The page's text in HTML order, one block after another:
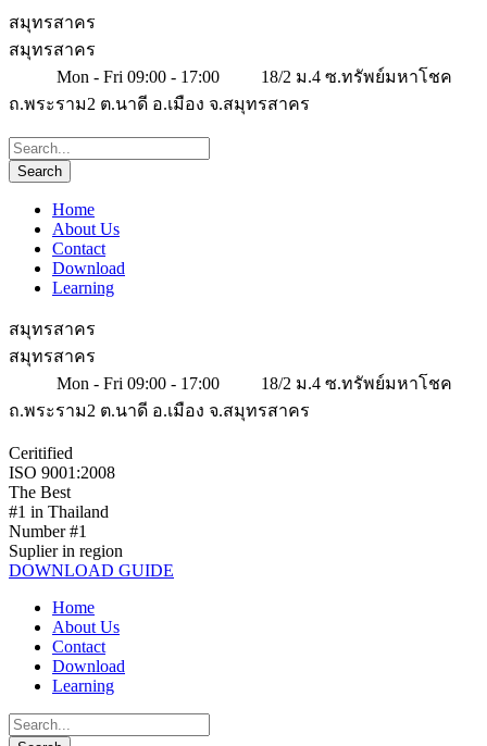
สมุทรสาคร
สมุทรสาคร
Mon - Fri 09:00 - 17:00
18/2 ม.4 ซ.ทรัพย์มหาโชค
ถ.พระราม2 ต.นาดี อ.เมือง จ.สมุทรสาคร
Home
About Us
Contact
Download
Learning
สมุทรสาคร
สมุทรสาคร
Mon - Fri 09:00 - 17:00
18/2 ม.4 ซ.ทรัพย์มหาโชค
ถ.พระราม2 ต.นาดี อ.เมือง จ.สมุทรสาคร
Ceritified
ISO 9001:2008
The Best
#1 in Thailand
Number #1
Suplier in region
DOWNLOAD GUIDE
Home
About Us
Contact
Download
Learning